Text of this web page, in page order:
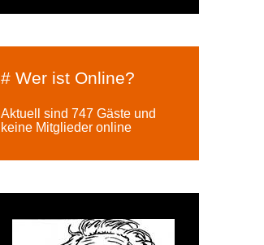
# Wer ist Online?
Aktuell sind 747 Gäste und
keine Mitglieder online